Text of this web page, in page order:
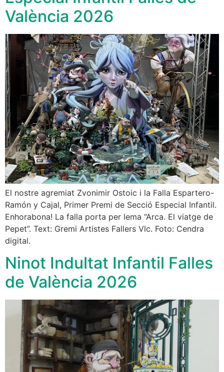
València 2026
El nostre agremiat Zvonimir Ostoic i la Falla Espartero-
Ramón y Cajal, Primer Premi de Secció Especial Infantil.
Enhorabona! La falla porta per lema “Arca. El viatge de
Pepet”. Text: Gremi Artistes Fallers Vlc. Foto: Cendra
digital.
Ninot Indultat Infantil Falles
de València 2026